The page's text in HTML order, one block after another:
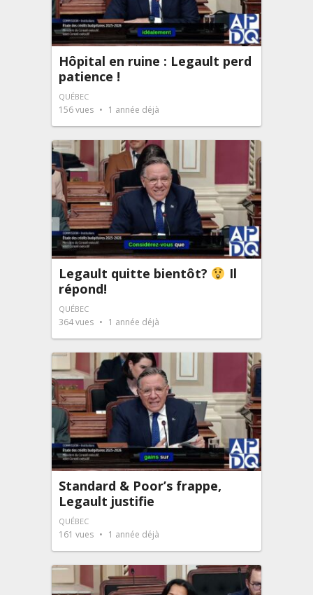
Hôpital en ruine : Legault perd
patience !
QUÉBEC
156vues 1 année déjà
Legault quitte bientôt?
Il
répond!
QUÉBEC
364vues 1 année déjà
Standard & Poor’s frappe,
Legault justifie
QUÉBEC
161 vues 1 année déjà